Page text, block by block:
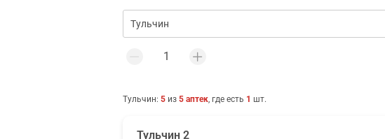
Тульчин: 5 из 5 аптек, где есть 1 шт.
Тульчин 2